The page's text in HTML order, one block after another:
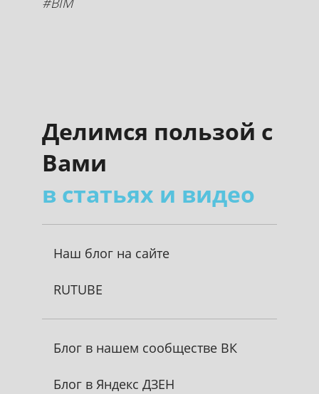
Делимся пользой с
Вами
в статьях и видео
Наш блог на сайте
RUTUBE
Блог в нашем сообществе ВК
Блог в Яндекс ДЗЕН